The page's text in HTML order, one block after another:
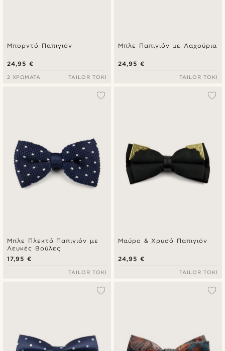
Μπορντό Παπιγιόν
24,95 €
2 ΧΡΏΜΑΤΑ TAILOR TOKI
Μπλε Παπιγιόν με Λαχούρια
24,95 €
TAILOR TOKI
Μπλε Πλεκτό Παπιγιόν με
Λευκές Βούλες
17,95 €
TAILOR TOKI
Μαύρο & Χρυσό Παπιγιόν
24,95 €
TAILOR TOKI